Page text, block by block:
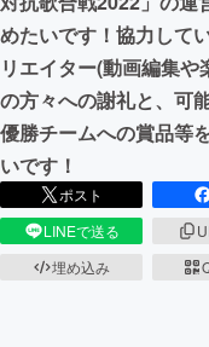
まちづくり
CAMPFIRE for
CAMPFIREふ
めたいです！協力して
リエイター(動画編集や
の方々への謝礼と、可
優勝チームへの賞品等
いです！
ポスト
LINEで送る
埋め込み